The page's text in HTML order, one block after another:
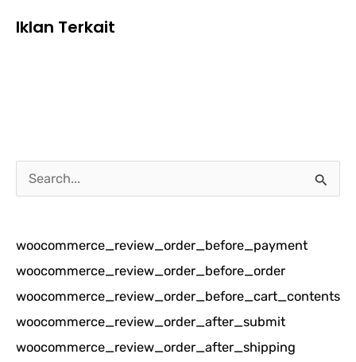
Iklan Terkait
a
i
u
n
t
u
woocommerce_review_order_before_payment
woocommerce_review_order_before_order
woocommerce_review_order_before_cart_contents
woocommerce_review_order_after_submit
woocommerce_review_order_after_shipping